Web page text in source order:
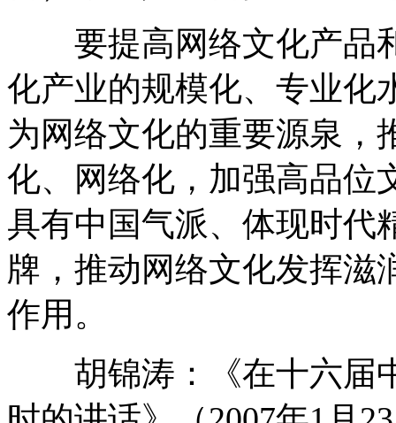
要提高网络文化产品
化产业的规模化、专业化
为网络文化的重要源泉，
化、网络化，加强高品位
具有中国气派、体现时代
牌，推动网络文化发挥滋
作用。
胡锦涛：《在十六届